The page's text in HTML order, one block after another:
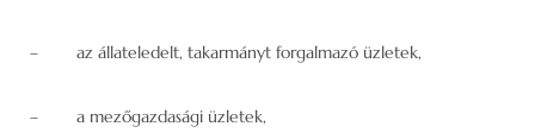
– az állateledelt, takarmányt forgalmazó üzletek,
– a mezőgazdasági üzletek,